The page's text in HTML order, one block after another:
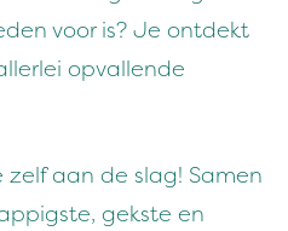
voor is? Je ontdekt
opvallende
aan de slag! Samen
gekste en